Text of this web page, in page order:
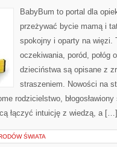
BabyBum to portal dla
przeżywać bycie mamą i
spokojny i oparty na więzi.
oczekiwania, poród, połóg
dzieciństwa są opisane z
straszeniem. Nowości na
rodzicielstwo,
łączyć intuicję z wiedzą, a […]
ŚWIATA